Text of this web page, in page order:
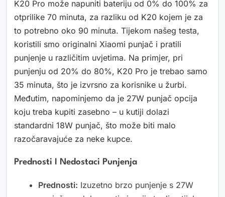
K20 Pro može napuniti bateriju od 0% do 100% za
otprilike 70 minuta, za razliku od K20 kojem je za
to potrebno oko 90 minuta. Tijekom našeg testa,
koristili smo originalni Xiaomi punjač i pratili
punjenje u različitim uvjetima. Na primjer, pri
punjenju od 20% do 80%, K20 Pro je trebao samo
35 minuta, što je izvrsno za korisnike u žurbi.
Međutim, napominjemo da je 27W punjač opcija
koju treba kupiti zasebno – u kutiji dolazi
standardni 18W punjač, što može biti malo
razočaravajuće za neke kupce.
Prednosti I Nedostaci Punjenja
Prednosti: Izuzetno brzo punjenje s 27W